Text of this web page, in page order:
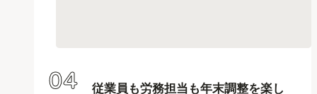
従業員も労務担当も年末調整を楽し